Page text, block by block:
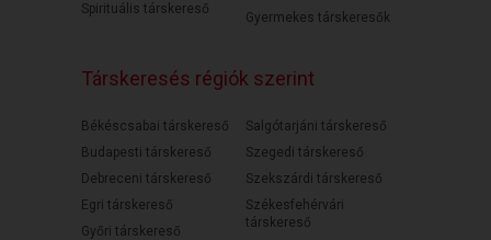
Spirituális társkereső
Gyermekes társkeresők
Társkeresés régiók szerint
Békéscsabai társkereső
Budapesti társkereső
Debreceni társkereső
Egri társkereső
Győri társkereső
Salgótarjáni társkereső
Szegedi társkereső
Szekszárdi társkereső
Székesfehérvári
társkereső